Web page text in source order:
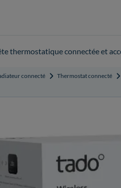
thermostatique connectée et
connecté Thermostat connecté